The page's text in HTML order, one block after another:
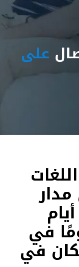
على
، 365 يومًا في
في